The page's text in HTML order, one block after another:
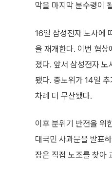
막을 마지막 분수령이
16일 삼성전자 노사에
을 재개한다. 이번 협상
졌다. 앞서 삼성전자 노
됐다. 중노위가 14일
차례 더 무산됐다.
이후 분위기 반전을 위
대국민 사과문을 발표
장은 직접 노조를 찾아